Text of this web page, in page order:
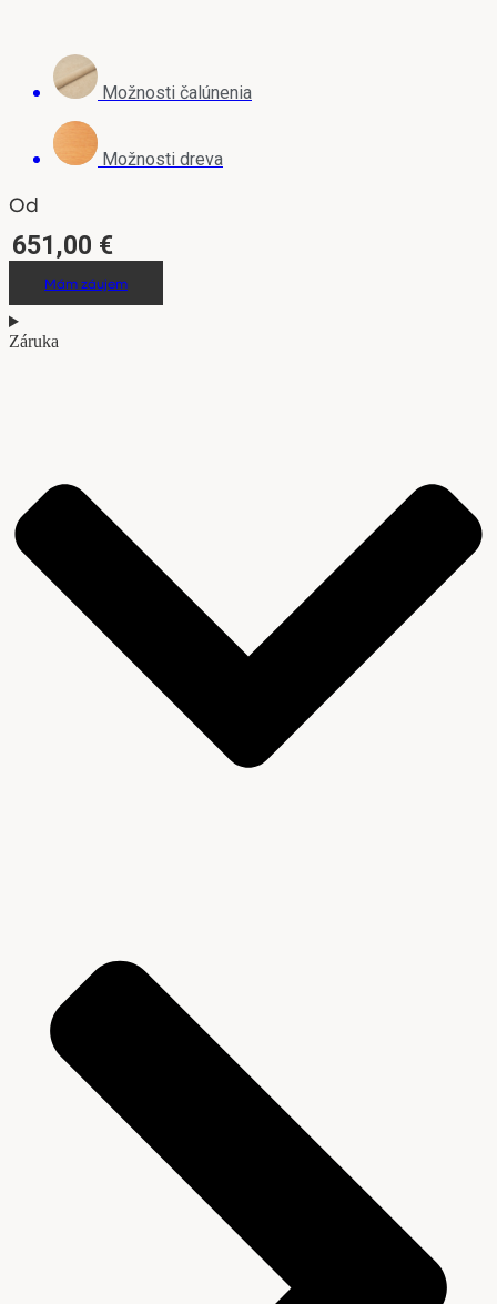
Možnosti čalúnenia
Možnosti dreva
Od
651,00 €
Mám záujem
Záruka